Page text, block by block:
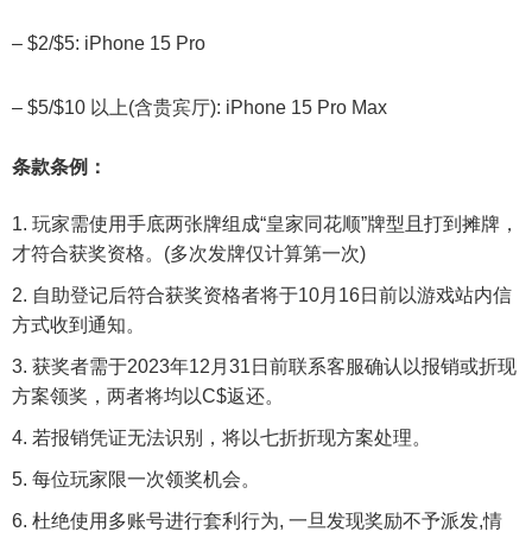
– $2/$5: iPhone 15 Pro
– $5/$10 以上(含贵宾厅): iPhone 15 Pro Max
条款条例：
玩家需使用手底两张牌组成“皇家同花顺”牌型且打到摊牌，
才符合获奖资格。(多次发牌仅计算第一次)
自助登记后符合获奖资格者将于10月16日前以游戏站内信
方式收到通知。
获奖者需于2023年12月31日前联系客服确认以报销或折现
方案领奖，两者将均以C$返还。
若报销凭证无法识别，将以七折折现方案处理。
每位玩家限一次领奖机会。
杜绝使用多账号进行套利行为, 一旦发现奖励不予派发,情